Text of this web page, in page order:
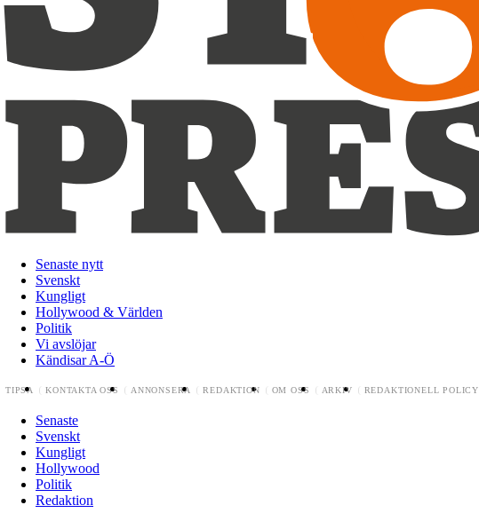
Senaste nytt
Svenskt
Kungligt
Hollywood & Världen
Politik
Vi avslöjar
Kändisar A-Ö
TIPSA KONTAKTA OSS ANNONSERA REDAKTION OM OSS ARKIV REDAKTIONELL POLICY
Senaste
Svenskt
Kungligt
Hollywood
Politik
Redaktion